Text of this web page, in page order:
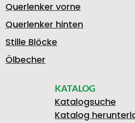
Querlenker vorne
Querlenker hinten
Stille Blöcke
Ölbecher
KATALOG
Katalogsuche
Katalog